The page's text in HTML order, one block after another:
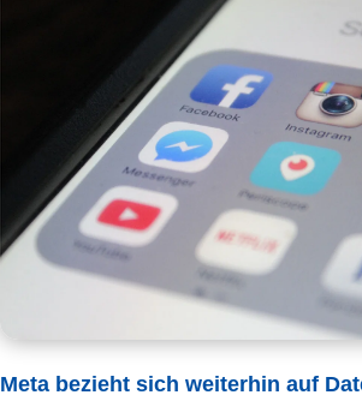
Meta bezieht sich weiterhin auf